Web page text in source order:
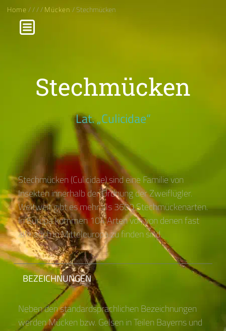
Home////Mücken / Stechmücken
Stechmücken
Lat. „Culicidae“
Stechmücken (Culicidae) sind eine Familie von
Insekten innerhalb der Ordnung der Zweiflügler.
Weltweit gibt es mehr als 3600 Stechmückenarten.
In Europa kommen 104 Arten vor, von denen fast
alle auch in Mitteleuropa zu finden sind.
BEZEICHNUNGEN
Neben den standardsprachlichen Bezeichnungen
werden Mücken bzw. Gelsen in Teilen Bayerns und